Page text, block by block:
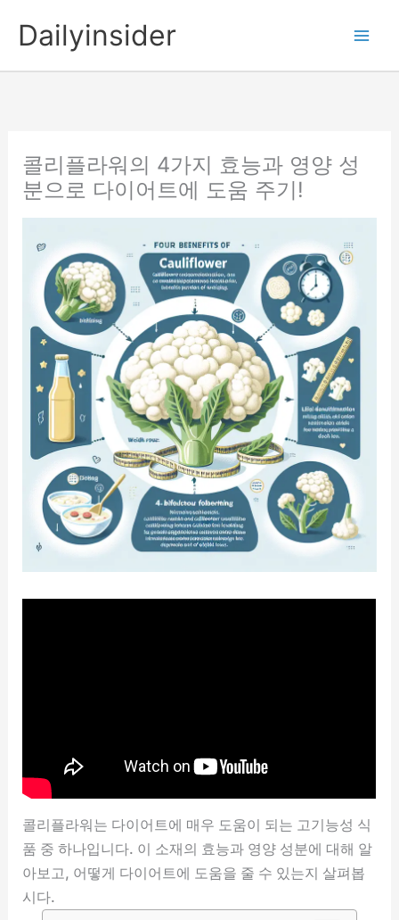
Dailyinsider
콜리플라워의 4가지 효능과 영양 성
분으로 다이어트에 도움 주기!
콜리플라워는 다이어트에 매우 도움이 되는 고기능성 식
품 중 하나입니다. 이 소재의 효능과 영양 성분에 대해 알
아보고, 어떻게 다이어트에 도움을 줄 수 있는지 살펴봅
시다.